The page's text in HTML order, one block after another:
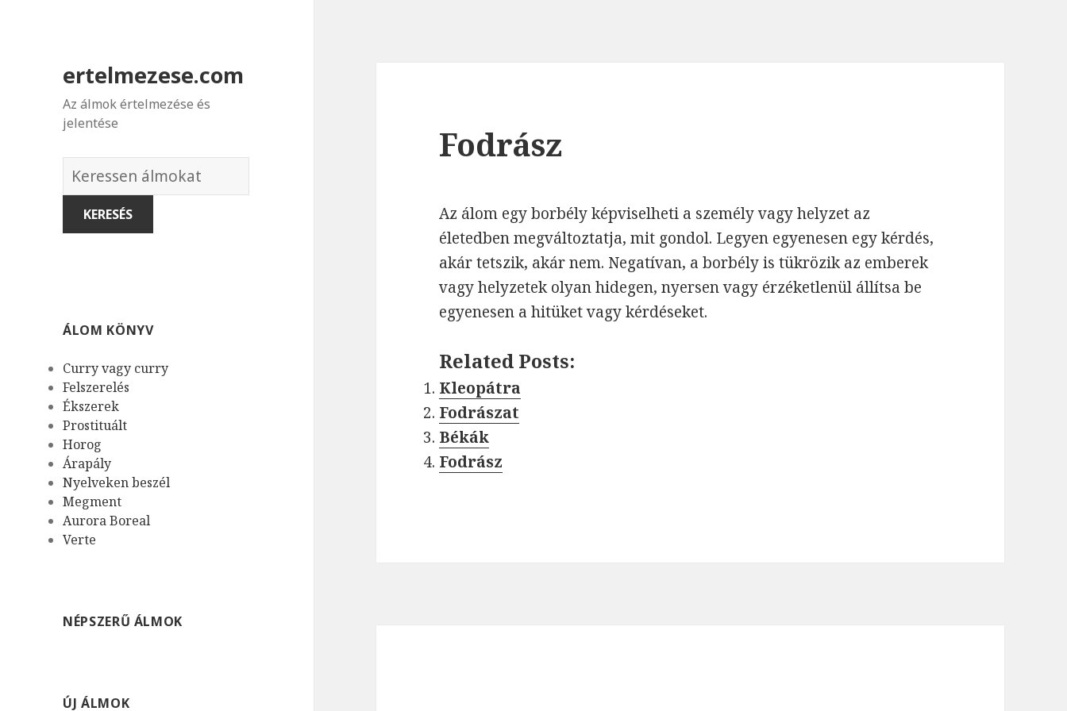
ertelmezese.com
Az álmok értelmezése és
jelentése
Álmok
szótára
ÁLOM KÖNYV
Curry vagy curry
Felszerelés
Ékszerek
Prostituált
Horog
Árapály
Nyelveken beszél
Megment
Aurora Boreal
Verte
NÉPSZERŰ ÁLMOK
ÚJ ÁLMOK
Fodrász
Az álom egy borbély képviselheti a személy vagy helyzet az
életedben megváltoztatja, mit gondol. Legyen egyenesen egy kérdés,
akár tetszik, akár nem. Negatívan, a borbély is tükrözik az emberek
vagy helyzetek olyan hidegen, nyersen vagy érzéketlenül állítsa be
egyenesen a hitüket vagy kérdéseket.
Related Posts:
Kleopátra
Fodrászat
Békák
Fodrász